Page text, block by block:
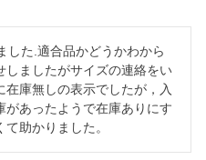
した.適合品かどうかわから
しましたがサイズの連絡をい
庫無しの表示でしたが，入
があったようで在庫ありにす
助かりました。